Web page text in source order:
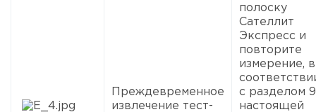
Преждевременное
извлечение тест-
полоску
Сателлит
Экспресс и
повторите
измерение, в
с разделом 9
настоящей